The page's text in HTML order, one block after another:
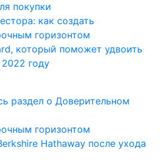
покупки
как создать
горизонтом
который поможет удвоить
году
горизонтом
Hathaway после ухода